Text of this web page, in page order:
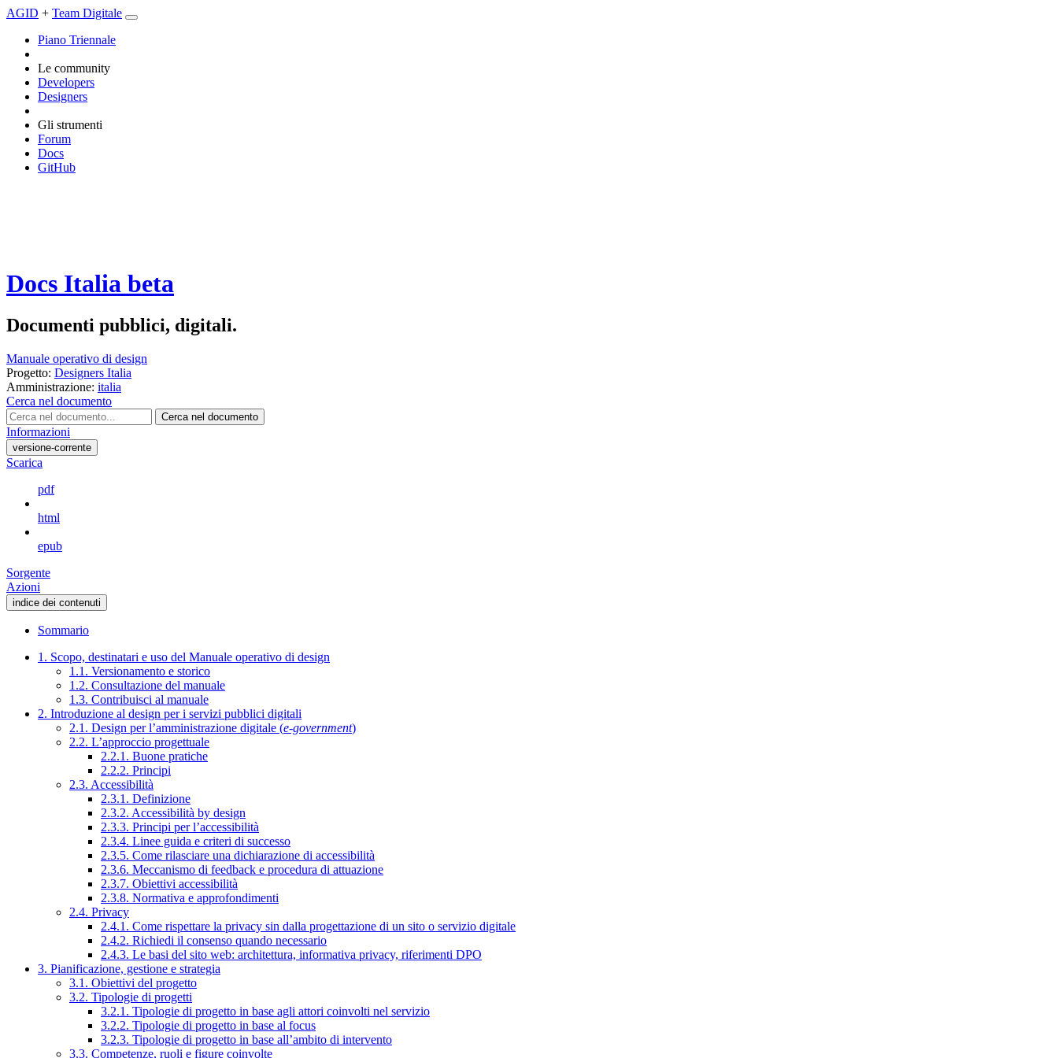
AGID + Team Digitale
Piano Triennale
Le community
Developers
Designers
Gli strumenti
Forum
Docs
GitHub
Docs Italia beta
Documenti pubblici, digitali.
Manuale operativo di design
Progetto: Designers Italia
Amministrazione: italia
Cerca nel documento
Cerca nel documento
Informazioni
versione-corrente
Scarica
pdf
html
epub
Sorgente
Azioni
indice dei contenuti
Sommario
1. Scopo, destinatari e uso del Manuale operativo di design
1.1. Versionamento e storico
1.2. Consultazione del manuale
1.3. Contribuisci al manuale
2. Introduzione al design per i servizi pubblici digitali
2.1. Design per l’amministrazione digitale (e-government)
2.2. L’approccio progettuale
2.2.1. Buone pratiche
2.2.2. Principi
2.3. Accessibilità
2.3.1. Definizione
2.3.2. Accessibilità by design
2.3.3. Principi per l’accessibilità
2.3.4. Linee guida e criteri di successo
2.3.5. Come rilasciare una dichiarazione di accessibilità
2.3.6. Meccanismo di feedback e procedura di attuazione
2.3.7. Obiettivi accessibilità
2.3.8. Normativa e approfondimenti
2.4. Privacy
2.4.1. Come rispettare la privacy sin dalla progettazione di un sito o servizio digitale
2.4.2. Richiedi il consenso quando necessario
2.4.3. Le basi del sito web: architettura, informativa privacy, riferimenti DPO
3. Pianificazione, gestione e strategia
3.1. Obiettivi del progetto
3.2. Tipologie di progetti
3.2.1. Tipologie di progetto in base agli attori coinvolti nel servizio
3.2.2. Tipologie di progetto in base al focus
3.2.3. Tipologie di progetto in base all’ambito di intervento
3.3. Competenze, ruoli e figure coinvolte